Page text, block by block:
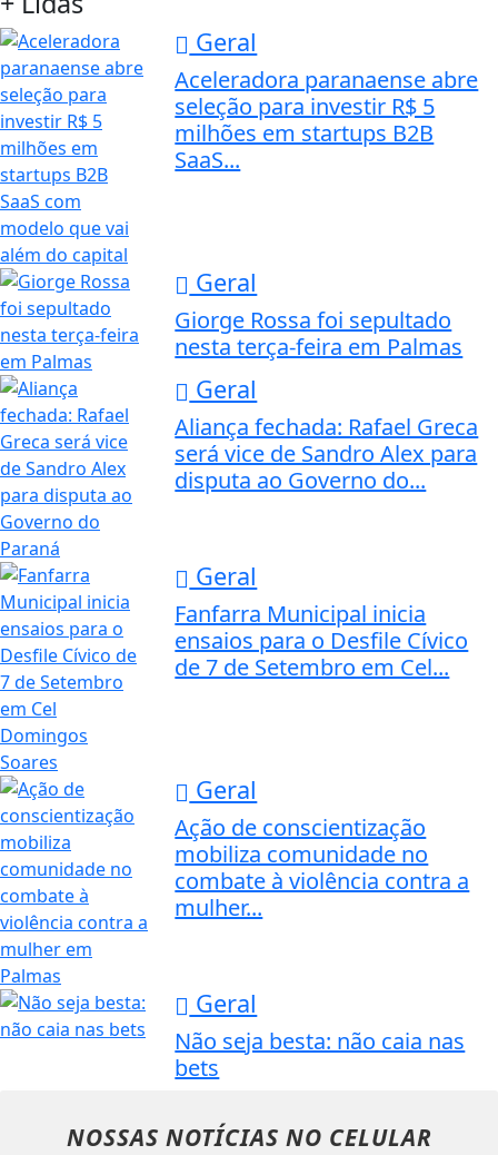
Geral
Aceleradora paranaense abre
seleção para investir R$ 5
milhões em startups B2B
SaaS...
Geral
Giorge Rossa foi sepultado
nesta terça-feira em Palmas
Geral
Aliança fechada: Rafael Greca
será vice de Sandro Alex para
disputa ao Governo do...
Geral
Fanfarra Municipal inicia
ensaios para o Desfile Cívico
de 7 de Setembro em Cel...
Geral
Ação de conscientização
mobiliza comunidade no
combate à violência contra a
mulher...
Geral
Não seja besta: não caia nas
bets
NOSSAS NOTÍCIAS NO CELULAR